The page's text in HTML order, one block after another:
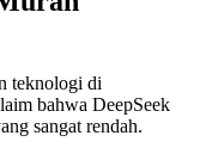
teknologi di
bahwa DeepSeek
sangat rendah.